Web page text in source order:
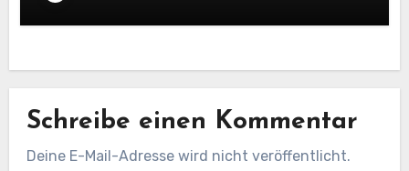
Schreibe einen Kommentar
Deine E-Mail-Adresse wird nicht veröffentlicht.